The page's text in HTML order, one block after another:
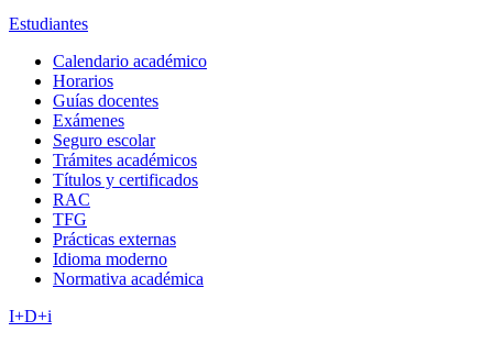
Estudiantes
Calendario académico
Horarios
Guías docentes
Exámenes
Seguro escolar
Trámites académicos
Títulos y certificados
RAC
TFG
Prácticas externas
Idioma moderno
Normativa académica
I+D+i